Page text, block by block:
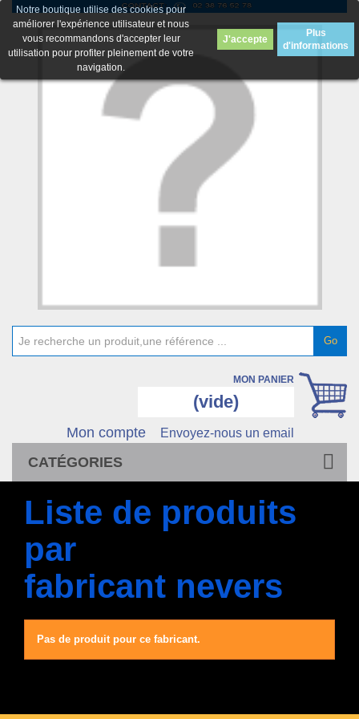
Go
MON PANIER
(vide)
Mon compte Envoyez-nous un email
CATÉGORIES
Notre boutique utilise des cookies pour
améliorer l'expérience utilisateur et nous
vous recommandons d'accepter leur
utilisation pour profiter pleinement de votre
navigation.
J'accepte
Plus
d'informations
Liste de produits
par
fabricant nevers
Pas de produit pour ce fabricant.